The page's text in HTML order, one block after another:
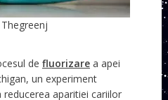
Thegreenj
de fluorizarea apei
un experiment
aparitiei cariilor